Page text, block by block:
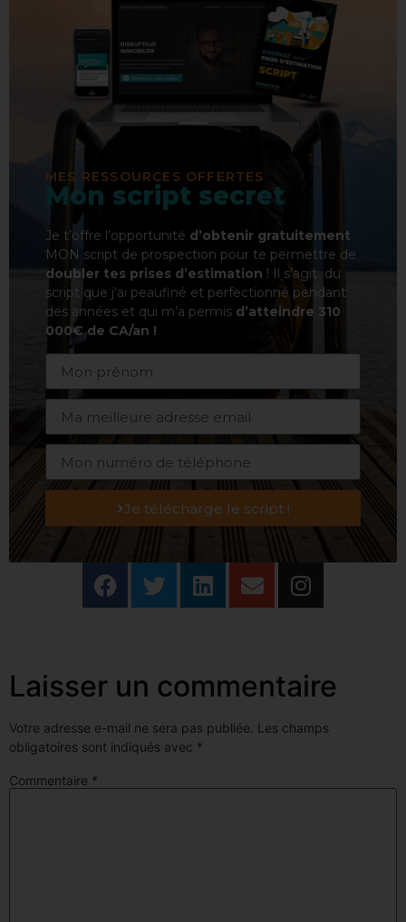
MES RESSOURCES OFFERTES
Mon script secret
Je t’offre l’opportunité d’obtenir gratuitement
MON script de prospection pour te permettre de
doubler tes prises d’estimation ! Il s’agit du
script que j’ai peaufiné et perfectionné pendant
des années et qui m’a permis d’atteindre 310
000€ de CA/an !
Je télécharge le script !
Laisser un commentaire
Votre adresse e-mail ne sera pas publiée. Les champs
obligatoires sont indiqués avec *
Commentaire *